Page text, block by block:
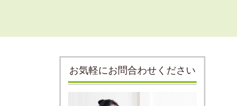
お気軽にお問合わせください